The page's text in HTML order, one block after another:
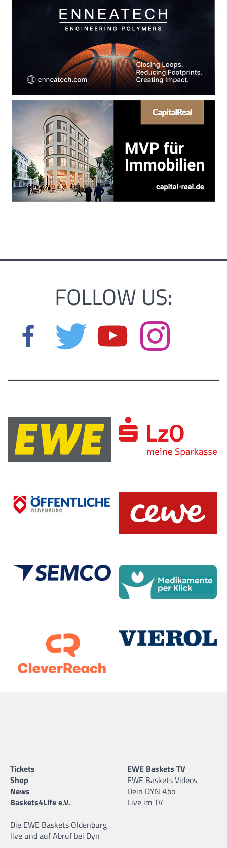
FOLLOW US:
Tickets
Shop
News
Baskets4Life e.V.
Die EWE Baskets Oldenburg
live und auf Abruf bei Dyn
EWE Baskets TV
EWE Baskets Videos
Dein DYN Abo
Live im TV